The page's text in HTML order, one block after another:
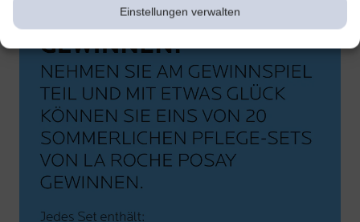
Einstellungen verwalten